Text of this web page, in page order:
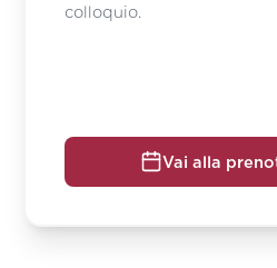
colloquio.
Vai alla